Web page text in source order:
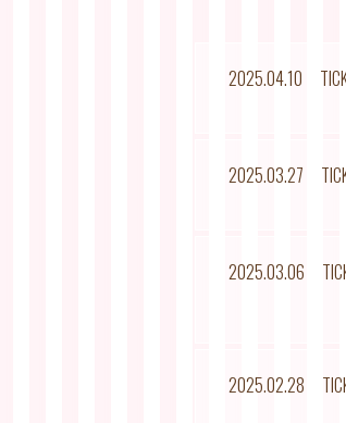
2025.04.10
2025.03.27
2025.03.06
2025.02.28